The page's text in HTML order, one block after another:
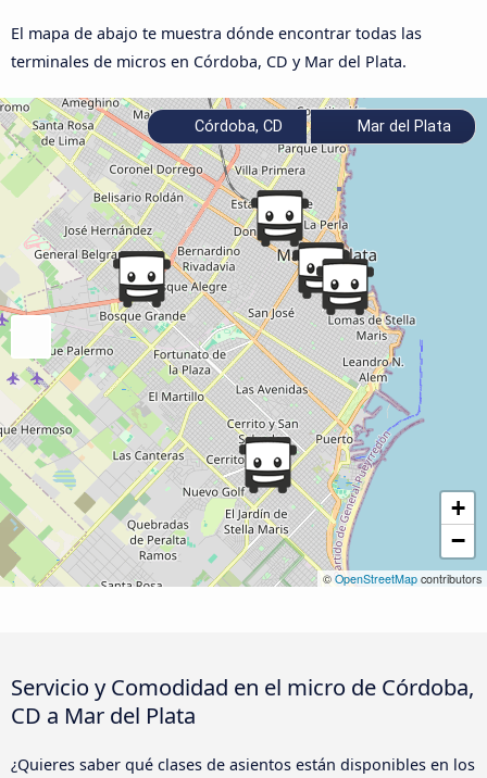
El mapa de abajo te muestra dónde encontrar todas las
terminales de micros en Córdoba, CD y Mar del Plata.
+
−
© OpenStreetMap contributors
Córdoba, CD Mar del Plata
Servicio y Comodidad en el micro de Córdoba,
CD a Mar del Plata
¿Quieres saber qué clases de asientos están disponibles en los